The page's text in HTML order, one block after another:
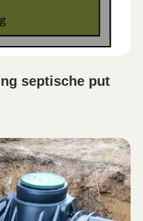
septische put